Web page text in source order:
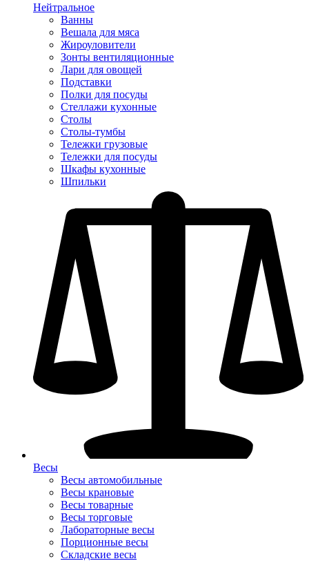
Нейтральное
Ванны
Вешала для мяса
Жироуловители
Зонты вентиляционные
Лари для овощей
Подставки
Полки для посуды
Стеллажи кухонные
Столы
Столы-тумбы
Тележки грузовые
Тележки для посуды
Шкафы кухонные
Шпильки
Весы
Весы автомобильные
Весы крановые
Весы товарные
Весы торговые
Лабораторные весы
Порционные весы
Складские весы